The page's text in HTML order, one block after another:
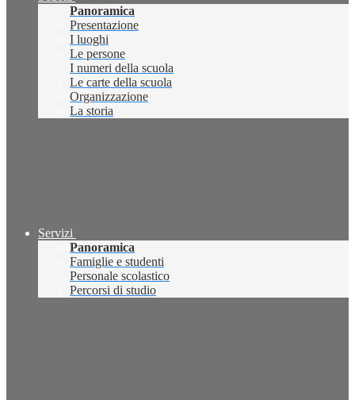
Panoramica
Presentazione
I luoghi
Le persone
I numeri della scuola
Le carte della scuola
Organizzazione
La storia
Servizi
Panoramica
Famiglie e studenti
Personale scolastico
Percorsi di studio